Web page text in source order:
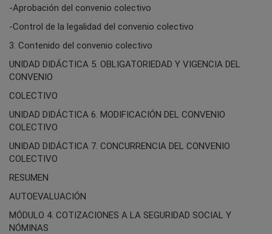
-Aprobación del convenio colectivo
-Control de la legalidad del convenio colectivo
3. Contenido del convenio colectivo
UNIDAD DIDÁCTICA 5. OBLIGATORIEDAD Y VIGENCIA DEL
CONVENIO
COLECTIVO
UNIDAD DIDÁCTICA 6. MODIFICACIÓN DEL CONVENIO
COLECTIVO
UNIDAD DIDÁCTICA 7. CONCURRENCIA DEL CONVENIO
COLECTIVO
RESUMEN
AUTOEVALUACIÓN
MÓDULO 4. COTIZACIONES A LA SEGURIDAD SOCIAL Y
NÓMINAS